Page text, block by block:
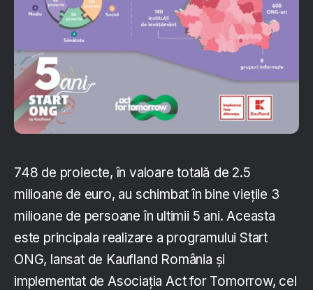
748 de proiecte, în valoare totală de 2.5
milioane de euro, au schimbat în bine viețile 3
milioane de persoane în ultimii 5 ani. Aceasta
este principala realizare a programului Start
ONG, lansat de Kaufland România și
implementat de Asociația Act for Tomorrow, cel